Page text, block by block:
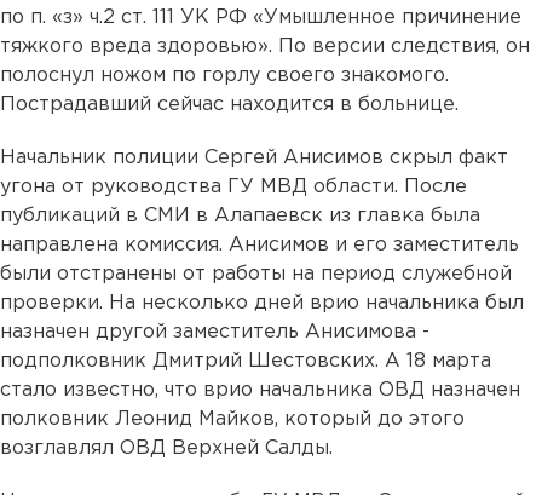
по п. «з» ч.2 ст. 111 УК РФ «Умышленное причинение
тяжкого вреда здоровью». По версии следствия, он
полоснул ножом по горлу своего знакомого.
Пострадавший сейчас находится в больнице.
Начальник полиции Сергей Анисимов скрыл факт
угона от руководства ГУ МВД области. После
публикаций в СМИ в Алапаевск из главка была
направлена комиссия. Анисимов и его заместитель
были отстранены от работы на период служебной
проверки. На несколько дней врио начальника был
назначен другой заместитель Анисимова -
подполковник Дмитрий Шестовских. А 18 марта
стало известно, что врио начальника ОВД назначен
полковник Леонид Майков, который до этого
возглавлял ОВД Верхней Салды.